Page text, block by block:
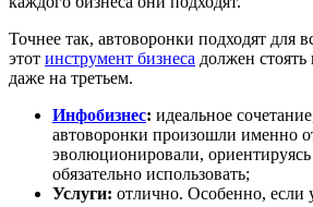
Точнее так, автоворонки подходят для
этот инструмент бизнеса должен
даже на третьем.
Инфобизнес: идеальное
автоворонки произошли именно
эволюционировали,
обязательно использовать;
Услуги: отлично. Особенно, если